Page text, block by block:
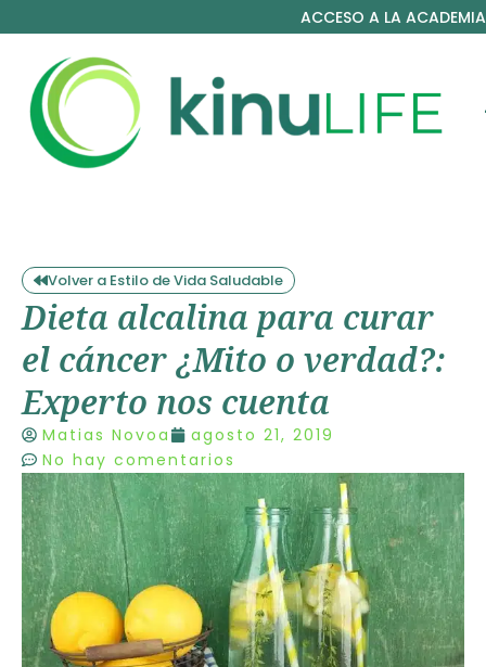
ACCESO A LA ACADEMIA
Volver a Estilo de Vida Saludable
Dieta alcalina para curar
el cáncer ¿Mito o verdad?:
Experto nos cuenta
Matias Novoa
agosto 21, 2019
No hay comentarios